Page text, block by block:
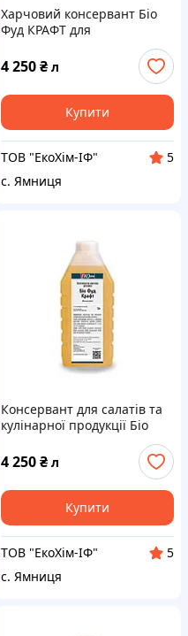
Харчовий консервант Біо
Фуд КРАФТ для
кондитерських, молочних
та хлібобулочних виробів |
1 літр
4 250₴ л
Купити
ТОВ "ЕкоХім-ІФ"
5
с. Ямниця
Консервант для салатів та
кулінарної продукції Біо
Фуд КРАФТ | Збільшення
терміну придатності | 1
літр
4 250₴ л
Купити
ТОВ "ЕкоХім-ІФ"
5
с. Ямниця